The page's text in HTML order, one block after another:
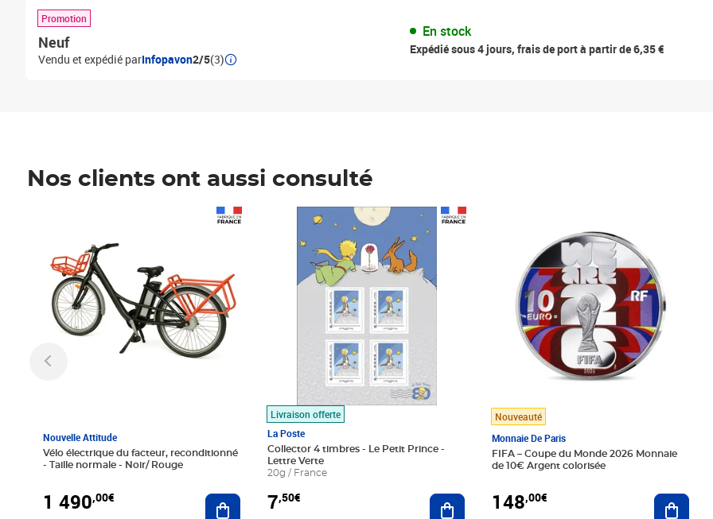
Promotion
Neuf
Vendu et expédié parInfopavon2/5(3)
En stock
Expédié sous 4 jours, frais de port à partir de 6,35 €
Nos clients ont aussi consulté
Nouvelle Attitude
Vélo électrique du facteur, reconditionné
- Taille normale - Noir/ Rouge
1 490,00€ Ajouter au panier
Livraison offerte
La Poste
Collector 4 timbres - Le Petit Prince -
Lettre Verte
20g / France
7,50€
Prix 7,50€
Ajouter au panier
Nouveauté
Monnaie De Paris
FIFA – Coupe du Monde 2026 Monnaie
de 10€ Argent colorisée
148,00€